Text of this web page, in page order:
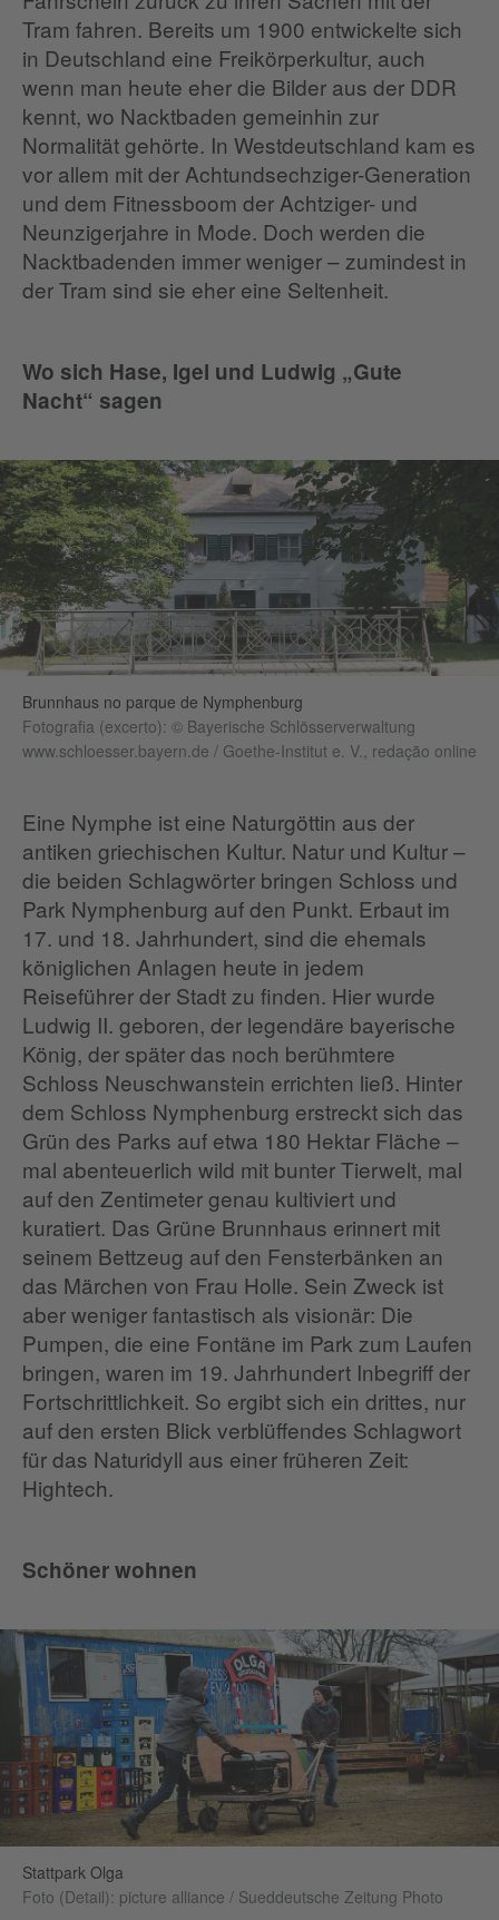
Tram fahren. Bereits um 1900 entwickelte sich
in Deutschland eine Freikörperkultur, auch
wenn man heute eher die Bilder aus der DDR
kennt, wo Nacktbaden gemeinhin zur
Normalität gehörte. In Westdeutschland kam es
vor allem mit der Achtundsechziger-Generation
und dem Fitnessboom der Achtziger- und
Neunzigerjahre in Mode. Doch werden die
Nacktbadenden immer weniger – zumindest in
der Tram sind sie eher eine Seltenheit.
Wo sich Hase, Igel und Ludwig „Gute
Nacht“ sagen
Brunnhaus no parque de Nymphenburg
Fotografia (excerto): © Bayerische Schlösserverwaltung
www.schloesser.bayern.de / Goethe-Institut e. V., redação online
Eine Nymphe ist eine Naturgöttin aus der
antiken griechischen Kultur. Natur und Kultur –
die beiden Schlagwörter bringen Schloss und
Park Nymphenburg auf den Punkt. Erbaut im
17. und 18. Jahrhundert, sind die ehemals
königlichen Anlagen heute in jedem
Reiseführer der Stadt zu finden. Hier wurde
Ludwig II. geboren, der legendäre bayerische
König, der später das noch berühmtere
Schloss Neuschwanstein errichten ließ. Hinter
dem Schloss Nymphenburg erstreckt sich das
Grün des Parks auf etwa 180 Hektar Fläche –
mal abenteuerlich wild mit bunter Tierwelt, mal
auf den Zentimeter genau kultiviert und
kuratiert. Das Grüne Brunnhaus erinnert mit
seinem Bettzeug auf den Fensterbänken an
das Märchen von Frau Holle. Sein Zweck ist
aber weniger fantastisch als visionär: Die
Pumpen, die eine Fontäne im Park zum Laufen
bringen, waren im 19. Jahrhundert Inbegriff der
Fortschrittlichkeit. So ergibt sich ein drittes, nur
auf den ersten Blick verblüffendes Schlagwort
für das Naturidyll aus einer früheren Zeit:
Hightech.
Schöner wohnen
Stattpark Olga
Foto (Detail): picture alliance / Sueddeutsche Zeitung Photo